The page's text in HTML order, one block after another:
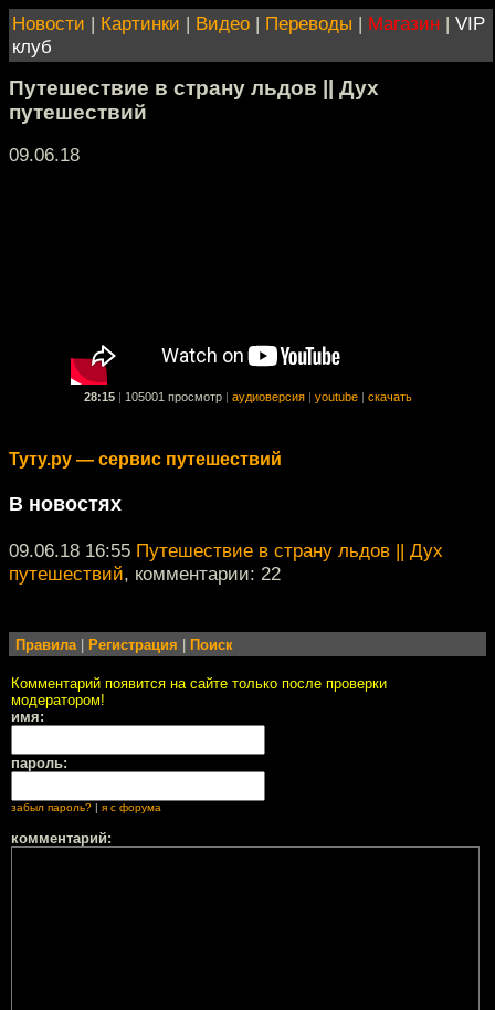
Новости | Картинки | Видео | Переводы | Магазин | VIP
клуб
Путешествие в страну льдов || Дух
путешествий
09.06.18
28:15 105001 просмотр аудиоверсия youtube скачать
Туту.ру — сервис путешествий
В новостях
09.06.18 16:55 Путешествие в страну льдов || Дух
путешествий, комментарии: 22
Правила| Регистрация Поиск
Комментарий появится на сайте только после проверки
модератором!
имя:
пароль:
забыл пароль? я с форума
комментарий: